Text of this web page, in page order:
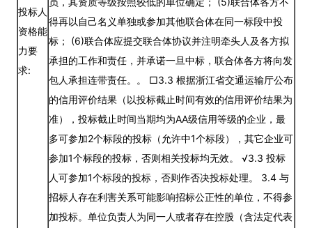
投标人
资格能
力要
求:
得再以自己名义单独或参加其他联合体在同一标段中投
标； (6)联合体应提交联合体协议并注明牵头人及各方拟
承担的工作和责任，并承诺一旦中标，联合体各方将向发
包人承担连带责任。。 □3.3 根据浙江省交通运输厅公布
的信用评价结果（以投标截止时间有效的信用评价结果为
准），投标截止时间当期均为AA级信用等级的企业，最
多可参加2个标段的投标（允许中1个标段），其它企业可
参加1个标段的投标，否则相关投标均无效。 √3.3 投标
人可参加1个标段的投标，否则作否决投标处理。 3.4 与
招标人存在利害关系可能影响招标公正性的单位，不得参
加投标。单位负责人为同一人或者存在控股（含法定代表